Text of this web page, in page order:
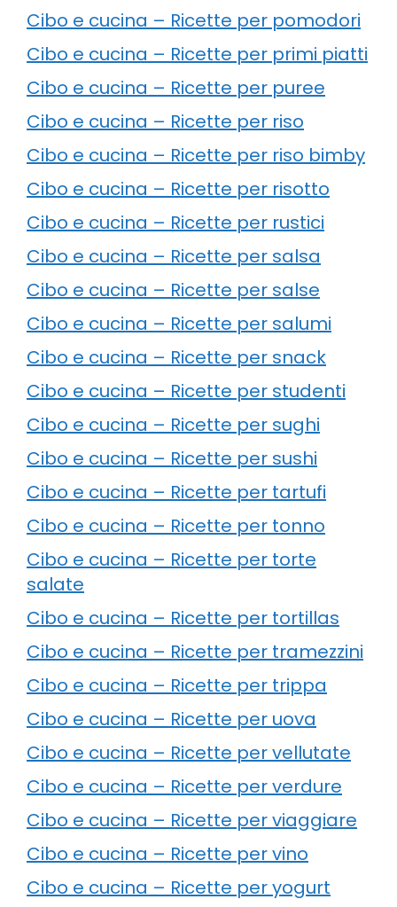
Cibo e cucina – Ricette per pomodori
Cibo e cucina – Ricette per primi piatti
Cibo e cucina – Ricette per puree
Cibo e cucina – Ricette per riso
Cibo e cucina – Ricette per riso bimby
Cibo e cucina – Ricette per risotto
Cibo e cucina – Ricette per rustici
Cibo e cucina – Ricette per salsa
Cibo e cucina – Ricette per salse
Cibo e cucina – Ricette per salumi
Cibo e cucina – Ricette per snack
Cibo e cucina – Ricette per studenti
Cibo e cucina – Ricette per sughi
Cibo e cucina – Ricette per sushi
Cibo e cucina – Ricette per tartufi
Cibo e cucina – Ricette per tonno
Cibo e cucina – Ricette per torte
salate
Cibo e cucina – Ricette per tortillas
Cibo e cucina – Ricette per tramezzini
Cibo e cucina – Ricette per trippa
Cibo e cucina – Ricette per uova
Cibo e cucina – Ricette per vellutate
Cibo e cucina – Ricette per verdure
Cibo e cucina – Ricette per viaggiare
Cibo e cucina – Ricette per vino
Cibo e cucina – Ricette per yogurt